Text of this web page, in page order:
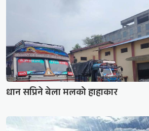
धान सप्रिने बेला मलको हाहाकार